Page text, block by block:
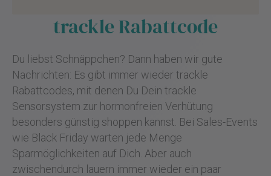
trackle Rabattcode
Du liebst Schnäppchen? Dann haben wir gute
Nachrichten: Es gibt immer wieder trackle
Rabattcodes, mit denen Du Dein trackle
Sensorsystem zur hormonfreien Verhütung
besonders günstig shoppen kannst. Bei Sales-Events
wie Black Friday warten jede Menge
Sparmöglichkeiten auf Dich. Aber auch
zwischendurch lauern immer wieder ein paar